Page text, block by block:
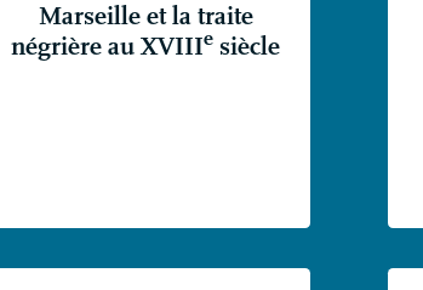
Marseille et la traite
négrière auXVIIIe siècle